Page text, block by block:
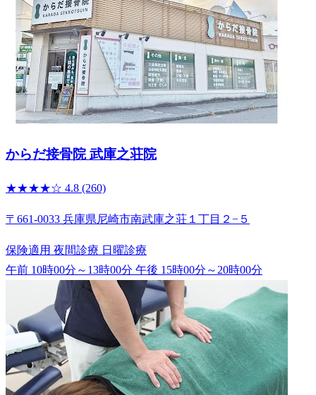
からだ接骨院 武庫之荘院
★★★★☆ 4.8 (260)
〒661-0033 兵庫県尼崎市南武庫之荘１丁目２−５
保険適用 夜間診療 日曜診療
午前 10時00分～13時00分 午後 15時00分～20時00分